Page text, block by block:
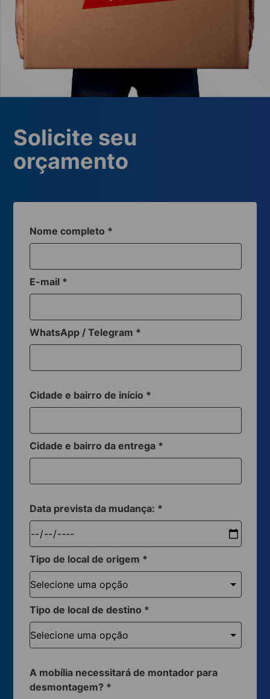
Solicite seu
orçamento
Nome completo *
E-mail *
WhatsApp / Telegram *
Cidade e bairro de início *
Cidade e bairro da entrega *
Data prevista da mudança: *
Tipo de local de origem *
Tipo de local de destino *
A mobília necessitará de montador para
desmontagem? *